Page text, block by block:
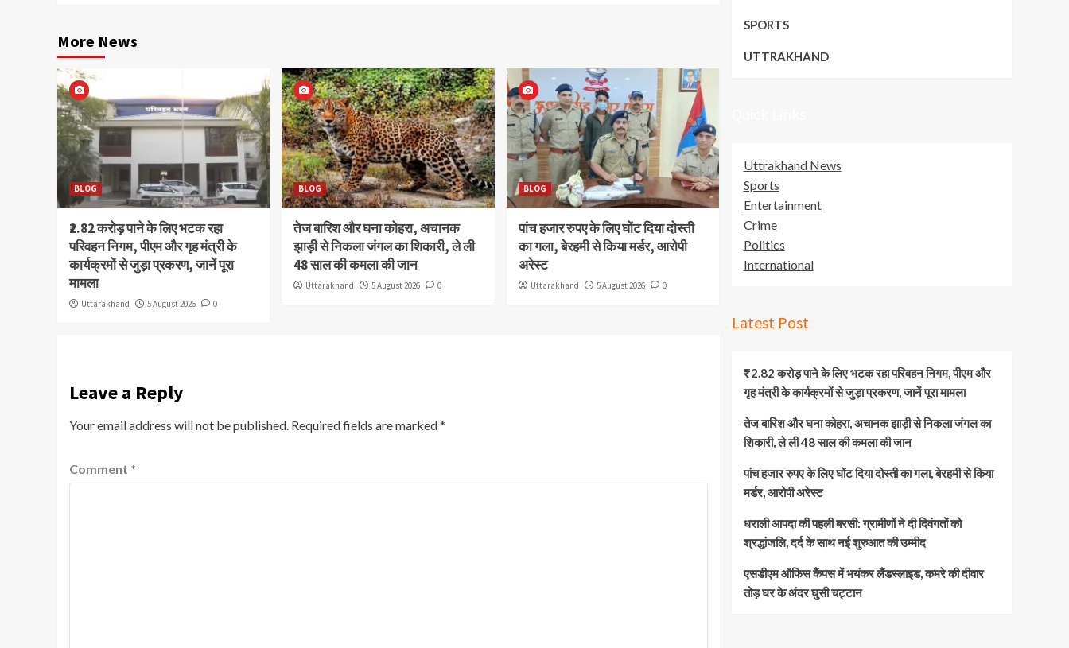
More News
BLOG
₹2.82 करोड़ पाने के लिए भटक रहा
परिवहन निगम, पीएम और गृह मंत्री के
कार्यक्रमों से जुड़ा प्रकरण, जानें पूरा
मामला
Uttarakhand 5 August 2026 0
BLOG
तेज बारिश और घना कोहरा, अचानक
झाड़ी से निकला जंगल का शिकारी, ले ली
48 साल की कमला की जान
Uttarakhand 5 August 2026 0
BLOG
पांच हजार रुपए के लिए घोंट दिया दोस्ती
का गला, बेरहमी से किया मर्डर, आरोपी
अरेस्ट
Uttarakhand 5 August 2026 0
Leave a Reply
Your email address will not be published. Required fields are marked*
Comment *
SPORTS
UTTRAKHAND
Uttrakhand News
Sports
Entertainment
Crime
Politics
International
Latest Post
₹2.82 करोड़ पाने के लिए भटक रहा परिवहन निगम, पीएम और
गृह मंत्री के कार्यक्रमों से जुड़ा प्रकरण, जानें पूरा मामला
तेज बारिश और घना कोहरा, अचानक झाड़ी से निकला जंगल का
शिकारी, ले ली 48 साल की कमला की जान
पांच हजार रुपए के लिए घोंट दिया दोस्ती का गला, बेरहमी से किया
मर्डर, आरोपी अरेस्ट
धराली आपदा की पहली बरसी: ग्रामीणों ने दी दिवंगतों को
श्रद्धांजलि, दर्द के साथ नई शुरुआत की उम्मीद
एसडीएम ऑफिस कैंपस में भयंकर लैंडस्लाइड, कमरे की दीवार
तोड़ घर के अंदर घुसी चट्टान